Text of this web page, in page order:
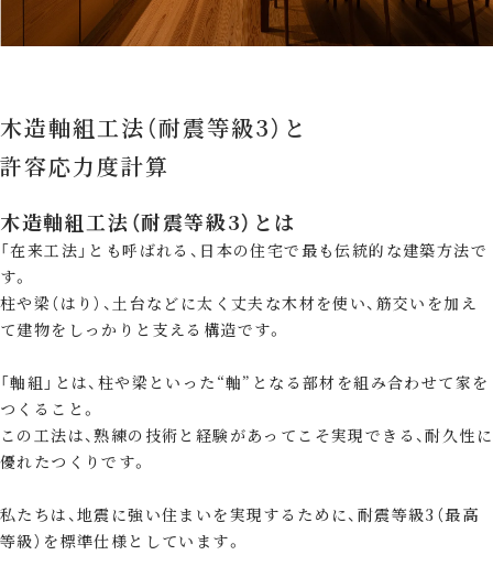
木造軸組工法（耐震等級3）と
許容応力度計算
木造軸組工法（耐震等級3）とは
「在来工法」とも呼ばれる、日本の住宅で最も伝統的な建築方法で
す。
柱や梁（はり）、土台などに太く丈夫な木材を使い、筋交いを加え
て建物をしっかりと支える構造です。
「軸組」とは、柱や梁といった“軸”となる部材を組み合わせて家を
つくること。
この工法は、熟練の技術と経験があってこそ実現できる、耐久性に
優れたつくりです。
私たちは、地震に強い住まいを実現するために、耐震等級3（最高
等級）を標準仕様としています。